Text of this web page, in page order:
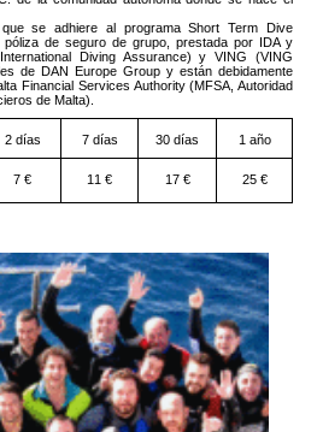
se adhiere al programa Short Term Dive
póliza de seguro de grupo, prestada por IDA y
Diving Assurance) y VING (VING
de DAN Europe Group y están debidamente
Financial Services Authority (MFSA, Autoridad
de Malta).
2 días 7 días 30 días 1 año
7 € 11 € 17 € 25 €